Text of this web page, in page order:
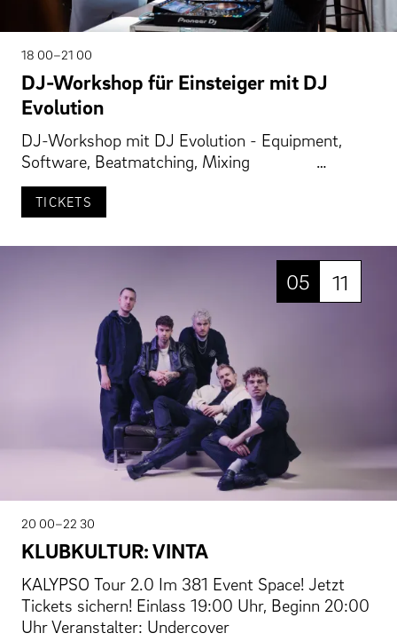
18 00–21 00
DJ-Workshop für Einsteiger mit DJ
Evolution
DJ-Workshop mit DJ Evolution - Equipment,
Software, Beatmatching, Mixing …
TICKETS
05 11
20 00–22 30
KLUBKULTUR: VINTA
KALYPSO Tour 2.0 Im 381 Event Space! Jetzt
Tickets sichern! Einlass 19:00 Uhr, Beginn 20:00
Uhr Veranstalter: Undercover